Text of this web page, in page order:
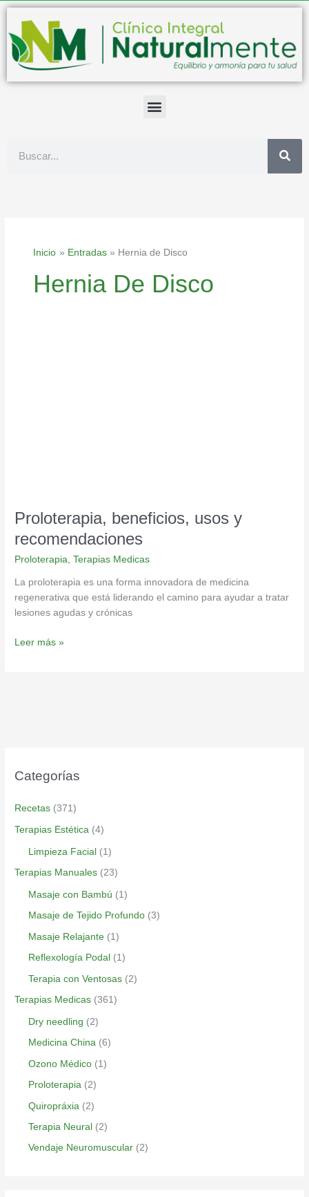
contenido
Inicio Entradas Hernia de Disco
Hernia De Disco
Proloterapia, beneficios, usos y
recomendaciones
Proloterapia ,Terapias Medicas
La proloterapia es una forma innovadora de medicina
regenerativa que está liderando el camino para ayudar a tratar
lesiones agudas y crónicas
Leer más »
Categorías
Recetas (371)
Terapias Estética (4)
Limpieza Facial (1)
Terapias Manuales (23)
Masaje con Bambú (1)
Masaje de Tejido Profundo (3)
Masaje Relajante (1)
Reflexología Podal (1)
Terapia con Ventosas (2)
Terapias Medicas (361)
Dry needling (2)
Medicina China (6)
Ozono Médico (1)
Proloterapia (2)
Quiropráxia (2)
Terapia Neural (2)
Vendaje Neuromuscular (2)